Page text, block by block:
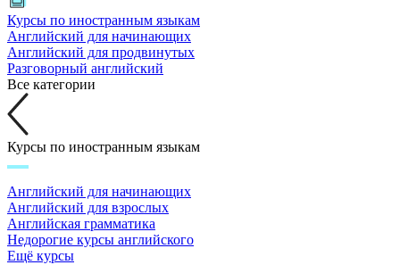
Курсы по иностранным языкам
Английский для начинающих
Английский для продвинутых
Разговорный английский
Все категории
Курсы по иностранным языкам
Английский для начинающих
Английский для взрослых
Английская грамматика
Недорогие курсы английского
Ещё курсы